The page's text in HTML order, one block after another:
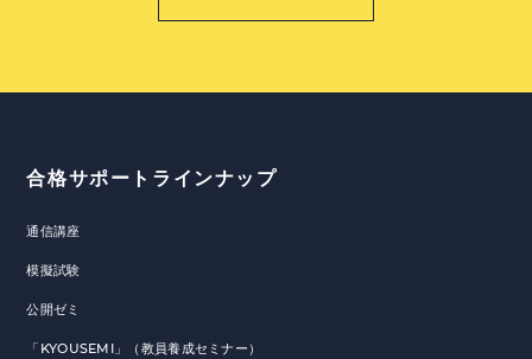
合格サポートラインナップ
通信講座
模擬試験
公開ゼミ
「KYOUSEMI」（教員養成セミナー）